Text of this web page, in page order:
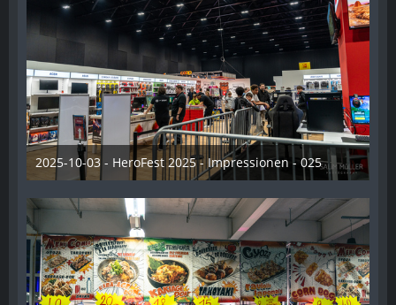
2025-10-03 - HeroFest 2025 - Impressionen - 025
21. Oktober 2025